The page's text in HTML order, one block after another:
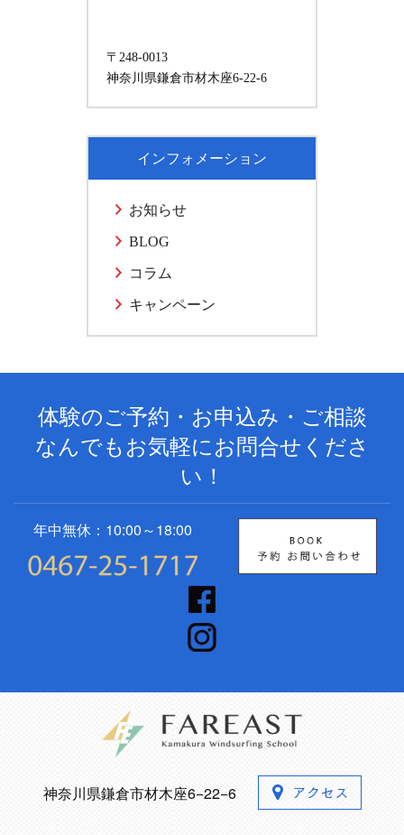
〒248-0013
神奈川県鎌倉市材木座6-22-6
インフォメーション
お知らせ
BLOG
コラム
キャンペーン
体験のご予約・お申込み・ご相談
なんでもお気軽にお問合せくださ
い！
年中無休：10:00～18:00
神奈川県鎌倉市材木座6−22−6